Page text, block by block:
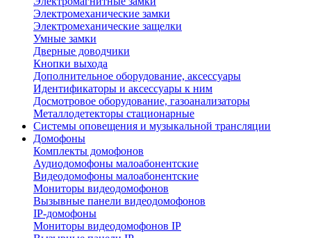
Электромеханические замки
Электромеханические защелки
Умные замки
Дверные доводчики
Кнопки выхода
Дополнительное оборудование, аксессуары
Идентификаторы и аксессуары к ним
Досмотровое оборудование, газоанализаторы
Металлодетекторы стационарные
Системы оповещения и музыкальной трансляции
Домофоны
Комплекты домофонов
Аудиодомофоны малоабонентские
Видеодомофоны малоабонентские
Мониторы видеодомофонов
Вызывные панели видеодомофонов
IP-домофоны
Мониторы видеодомофонов IP